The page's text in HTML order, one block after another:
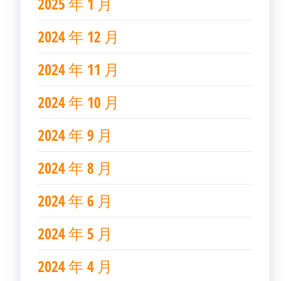
2024 年 12 月
2024 年 11 月
2024 年 10 月
2024 年 9 月
2024 年 8 月
2024 年 6 月
2024 年 5 月
2024 年 4 月